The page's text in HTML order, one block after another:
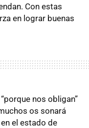
Con estas
en lograr buenas
nos obligan”
os sonará
el estado de